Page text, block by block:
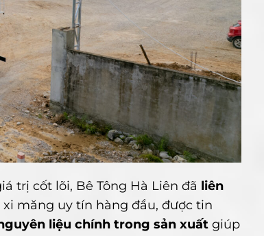
trị cốt lõi, Bê Tông Hà Liên đã liên
măng uy tín hàng đầu, được tin
liệu chính trong sản xuất giúp